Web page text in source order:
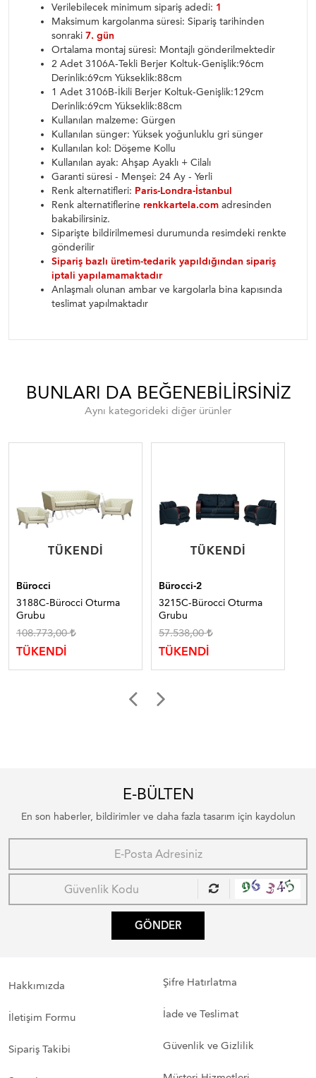
Verilebilecek minimum sipariş adedi: 1
Maksimum kargolanma süresi: Sipariş tarihinden
sonraki 7. gün
Ortalama montaj süresi: Montajlı gönderilmektedir
2 Adet 3106A-Tekli Berjer Koltuk-Genişlik:96cm
Derinlik:69cm Yükseklik:88cm
1 Adet 3106B-İkili Berjer Koltuk-Genişlik:129cm
Derinlik:69cm Yükseklik:88cm
Kullanılan malzeme: Gürgen
Kullanılan sünger: Yüksek yoğunluklu gri sünger
Kullanılan kol: Döşeme Kollu
Kullanılan ayak: Ahşap Ayaklı + Cilalı
Garanti süresi - Menşei: 24 Ay - Yerli
Renk alternatifleri: Paris-Londra-İstanbul
Renk alternatiflerine renkkartela.com adresinden
bakabilirsiniz.
Siparişte bildirilmemesi durumunda resimdeki renkte
gönderilir
Sipariş bazlı üretim-tedarik yapıldığından sipariş
iptali yapılamamaktadır
Anlaşmalı olunan ambar ve kargolarla bina kapısında
teslimat yapılmaktadır
BUNLARI DA BEĞENEBILIRSINIZ
Aynı kategorideki diğer ürünler
TÜKENDI
TÜKENDI
Bürocci
3188C-Bürocci Oturma
Grubu
108.773,00
TÜKENDİ
TÜKENDI
TÜKENDI
Bürocci-2
3215C-Bürocci Oturma
Grubu
57.538,00
TÜKENDİ
E-BÜLTEN
En son haberler, bildirimler ve daha fazla tasarım için kaydolun
GÖNDER
Hakkımızda
İletişim Formu
Sipariş Takibi
Şifre Hatırlatma
İade ve Teslimat
Güvenlik ve Gizlilik